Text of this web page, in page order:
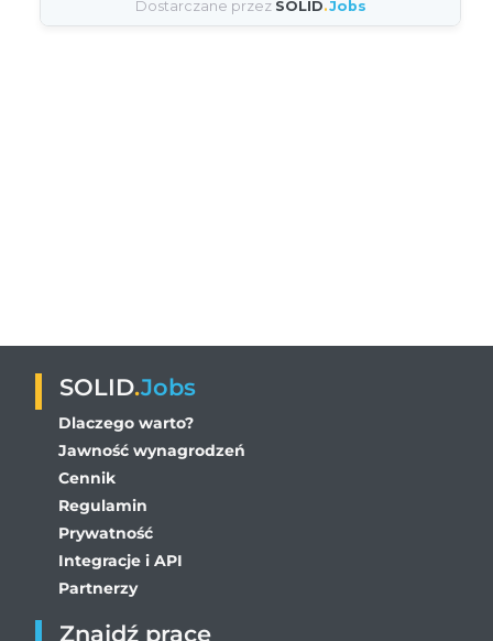
SOLID.Jobs
Dlaczego warto?
Jawność wynagrodzeń
Cennik
Regulamin
Prywatność
Integracje i API
Partnerzy
Znajdź pracę